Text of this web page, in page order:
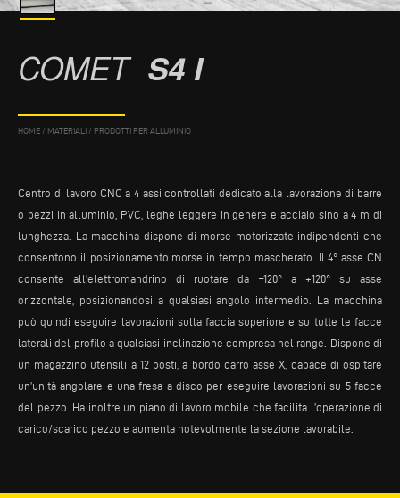
COMET S4 I
HOME / MATERIALI / PRODOTTI PER ALLUMINIO
Centro di lavoro CNC a 4 assi controllati dedicato alla lavorazione di barre
o pezzi in alluminio, PVC, leghe leggere in genere e acciaio sino a 4 m di
lunghezza. La macchina dispone di morse motorizzate indipendenti che
consentono il posizionamento morse in tempo mascherato. Il 4° asse CN
consente all'elettromandrino di ruotare da –120° a +120° su asse
orizzontale, posizionandosi a qualsiasi angolo intermedio. La macchina
può quindi eseguire lavorazioni sulla faccia superiore e su tutte le facce
laterali del profilo a qualsiasi inclinazione compresa nel range. Dispone di
un magazzino utensili a 12 posti, a bordo carro asse X, capace di ospitare
un’unità angolare e una fresa a disco per eseguire lavorazioni su 5 facce
del pezzo. Ha inoltre un piano di lavoro mobile che facilita l’operazione di
carico/scarico pezzo e aumenta notevolmente la sezione lavorabile.